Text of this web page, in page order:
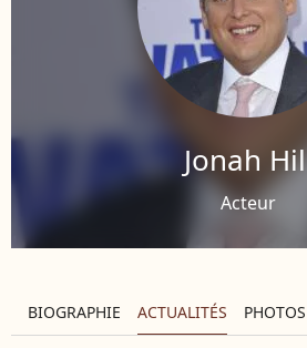
Jonah
Acteur
BIOGRAPHIE ACTUALITÉS PHOTOS